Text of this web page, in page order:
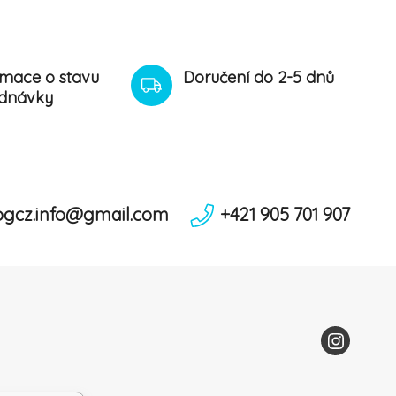
o stavu
Doručení do 2-5 dnů
+421 905 701 907